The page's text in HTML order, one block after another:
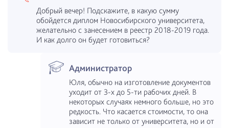
Добрый вечер! Подскажите, в какую сумму
обойдется диплом Новосибирского университета,
желательно с занесением в реестр 2018-2019 года.
И как долго он будет готовиться?
Администратор
Юля, обычно на изготовление документов
уходит от 3-х до 5-ти рабочих дней. В
некоторых случаях немного больше, но это
редкость. Что касается стоимости, то она
зависит не только от университета, но и от